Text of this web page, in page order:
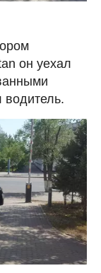
он уехал
водитель.